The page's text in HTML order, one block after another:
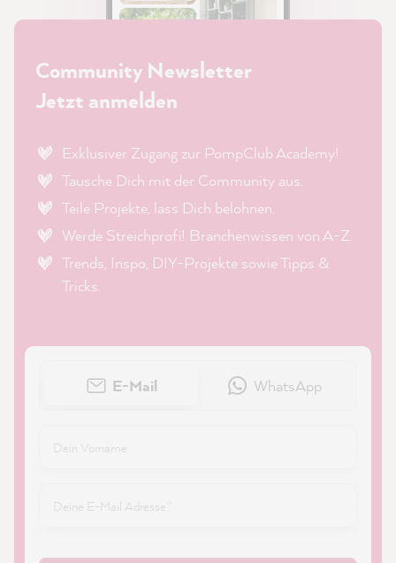
Community Newsletter
Jetzt anmelden
Exklusiver Zugang zur PompClub Academy!
Tausche Dich mit der Community aus.
Teile Projekte, lass Dich belohnen.
Werde Streichprofi! Branchenwissen von A-Z.
Trends, Inspo, DIY-Projekte sowie Tipps &
Tricks.
E-Mail WhatsApp